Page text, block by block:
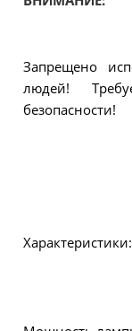
Запрещено
людей!
безопасности!
Характеристики: